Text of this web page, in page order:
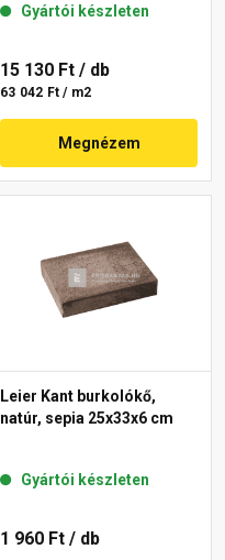
Gyártói készleten
15 130 Ft / db
63 042 Ft / m2
Megnézem
Leier Kant burkolókő,
natúr, sepia 25x33x6 cm
Gyártói készleten
1 960 Ft / db